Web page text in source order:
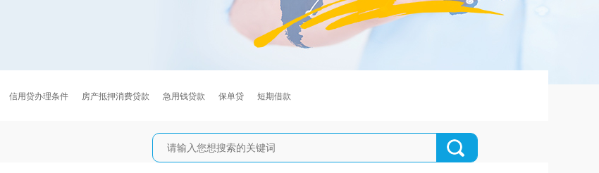
信用贷办理条件 房产抵押消费贷款 急用钱贷款 保单贷 短期借款